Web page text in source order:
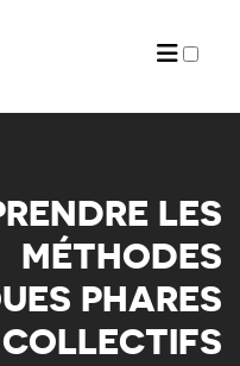
LES
MÉTHODES
PHARES